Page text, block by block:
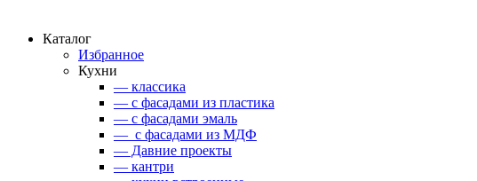
Каталог
Избранное
Кухни
— классика
— с фасадами из пластика
— с фасадами эмаль
— с фасадами из МДФ
— Давние проекты
— кантри